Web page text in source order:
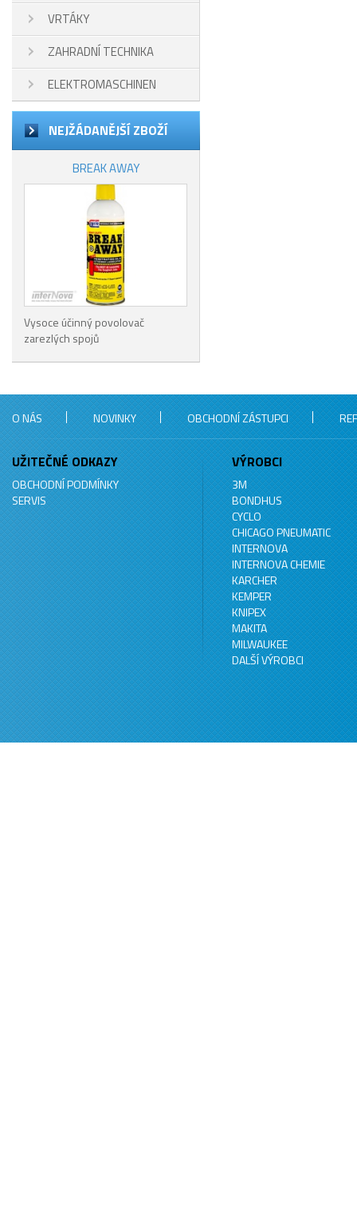
VRTÁKY
ZAHRADNÍ TECHNIKA
ELEKTROMASCHINEN
NEJŽÁDANĚJŠÍ ZBOŽÍ
BREAK AWAY
Vysoce účinný povolovač
zarezlých spojů
O NÁS NOVINKY OBCHODNÍ ZÁSTUPCI
UŽITEČNÉ ODKAZY
OBCHODNÍ PODMÍNKY
SERVIS
VÝROBCI
3M
BONDHUS
CYCLO
CHICAGO PNEUMATIC
INTERNOVA
INTERNOVA CHEMIE
KARCHER
KEMPER
KNIPEX
MAKITA
MILWAUKEE
DALŠÍ VÝROBCI